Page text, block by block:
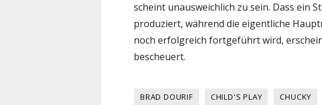
scheint unausweichlich zu sein. Dass ein
produziert, während die eigentliche
noch erfolgreich fortgeführt wird,
bescheuert.
BRAD DOURIF CHILD'S PLAY CHUCKY